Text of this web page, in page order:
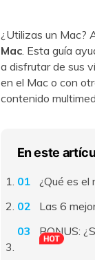
¿Utilizas un Mac?
Mac. Esta guía
a disfrutar de sus
en el Mac o con
contenido
En este
¿Qué es el
Las 6
BONUS: